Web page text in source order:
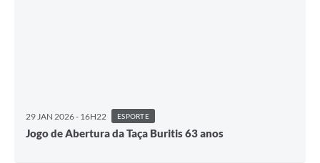
29 JAN 2026 - 16H22 ESPORTE
Jogo de Abertura da Taça Buritis 63 anos